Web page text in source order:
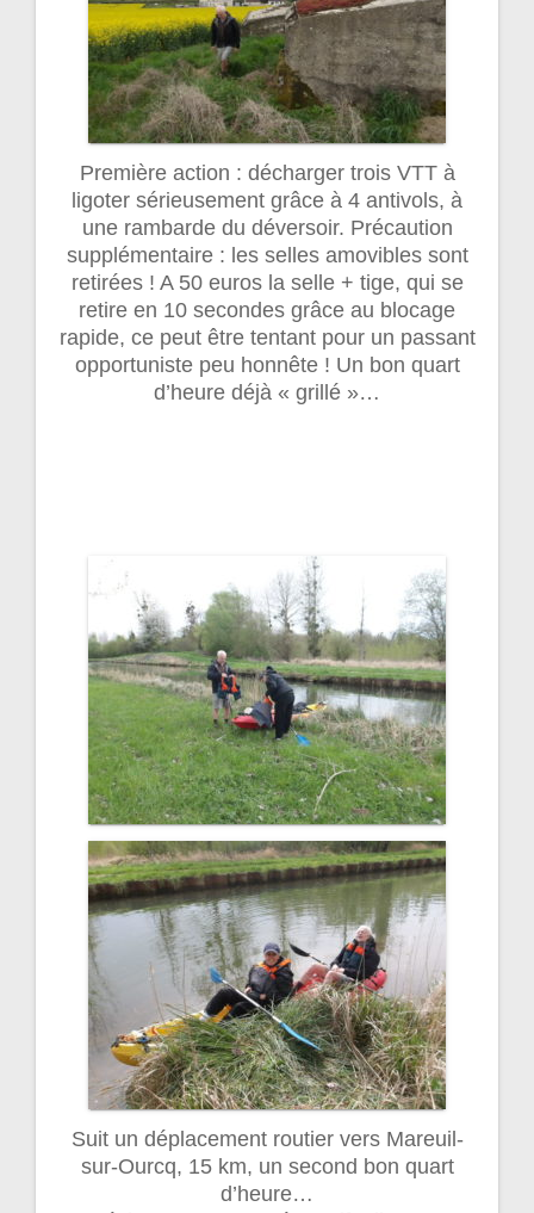
Première action : décharger trois VTT à
ligoter sérieusement grâce à 4 antivols, à
une rambarde du déversoir. Précaution
supplémentaire : les selles amovibles sont
retirées ! A 50 euros la selle + tige, qui se
retire en 10 secondes grâce au blocage
rapide, ce peut être tentant pour un passant
opportuniste peu honnête ! Un bon quart
d’heure déjà « grillé »…
Suit un déplacement routier vers Mareuil-
sur-Ourcq, 15 km, un second bon quart
d’heure…